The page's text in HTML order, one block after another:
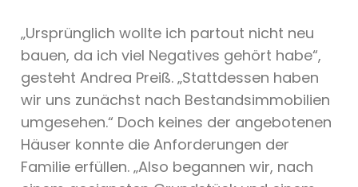
„Ursprünglich wollte ich partout nicht neu
bauen, da ich viel Negatives gehört habe“,
gesteht Andrea Preiß. „Stattdessen haben
wir uns zunächst nach Bestandsimmobilien
umgesehen.“ Doch keines der angebotenen
Häuser konnte die Anforderungen der
Familie erfüllen. „Also begannen wir, nach